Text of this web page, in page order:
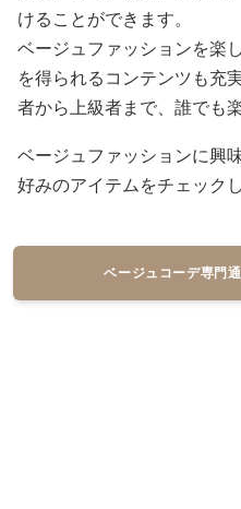
けることができます。
ベージュファッションを楽
を得られるコンテンツも充
者から上級者まで、誰でも
ベージュファッションに興
好みのアイテムをチェック
ベージュコーデ専門